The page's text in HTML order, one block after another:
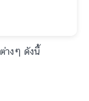
างๆ ดังนี้